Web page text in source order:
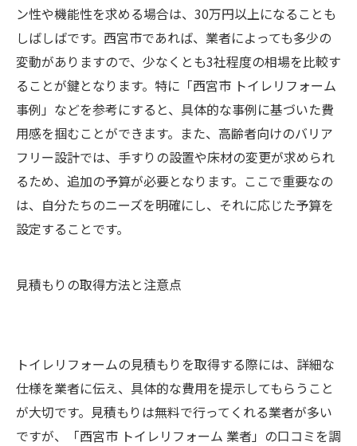
ン性や機能性を求める場合は、30万円以上になることも
しばしばです。西宮市であれば、業者によっても多少の
変動がありますので、少なくとも3社程度の相場を比較す
ることが鍵となります。特に「西宮市 トイレリフォーム
事例」などを参考にすると、具体的な事例に基づいた費
用感を掴むことができます。また、高齢者向けのバリア
フリー設計では、手すりの設置や床材の変更が求められ
るため、追加の予算が必要となります。ここで重要なの
は、自分たちのニーズを明確にし、それに応じた予算を
設定することです。
見積もりの取得方法と注意点
トイレリフォームの見積もりを取得する際には、詳細な
仕様を業者に伝え、具体的な費用を提示してもらうこと
が大切です。見積もりは無料で行ってくれる業者が多い
ですが、「西宮市 トイレリフォーム 業者」の口コミを調